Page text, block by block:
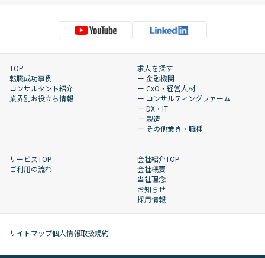
TOP
転職成功事例
コンサルタント紹介
業界別お役立ち情報
求人を探す
ー 金融機関
ー CxO・経営人材
ー コンサルティングファーム
ー DX・IT
ー 製造
ー その他業界・職種
サービスTOP
ご利用の流れ
会社紹介TOP
会社概要
当社理念
お知らせ
採用情報
サイトマップ個人情報取扱規約